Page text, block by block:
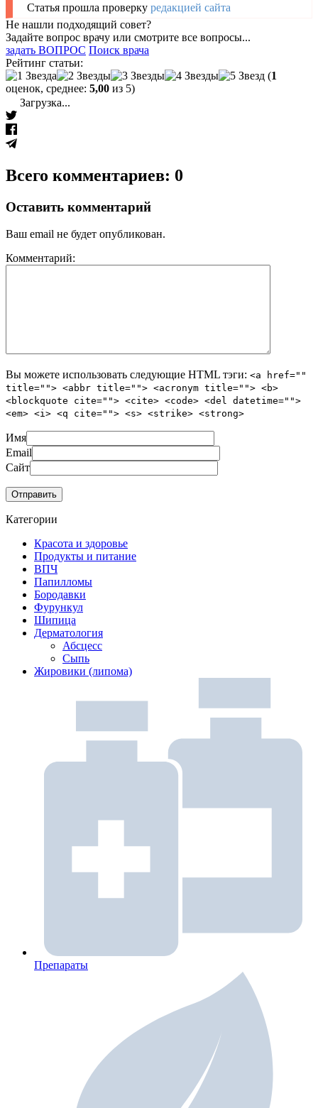
Статья прошла проверку редакцией сайта
Не нашли подходящий совет?
Задайте вопрос врачу или смотрите все вопросы...
задать ВОПРОС Поиск врача
Рейтинг статьи:
(1
оценок, среднее: 5,00 из 5)
Загрузка...
Всего комментариев: 0
Оставить комментарий
Ваш email не будет опубликован.
Комментарий:
Вы можете использовать следующие HTML тэги: <a href=""
title=""> <abbr title=""> <acronym title=""> <b>
<blockquote cite=""> <cite> <code> <del datetime="">
<em> <i> <q cite=""> <s> <strike> <strong>
Имя
Email
Сайт
Категории
Красота и здоровье
Продукты и питание
ВПЧ
Папилломы
Бородавки
Фурункул
Шипица
Дерматология
Абсцесс
Сыпь
Жировики (липома)
Препараты